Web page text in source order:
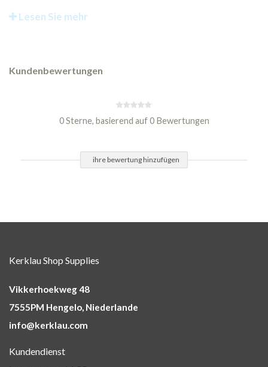
Lesen Sie mehr
Kundenbewertungen
0 Sterne, basierend auf 0 Bewertungen
ihre bewertung hinzufügen
Kerklau Shop Supplies
Vikkerhoekweg 48
7555PM Hengelo, Niederlande
info@kerklau.com
Kundendienst